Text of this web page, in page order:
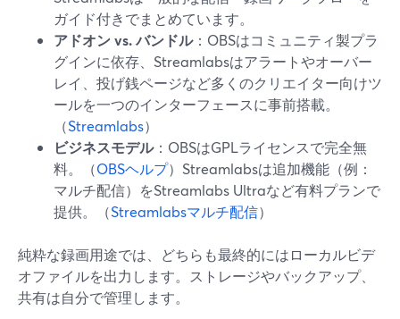
ガイド付きでまとめています。
アドオン vs. バンドル：OBSはコミュニティ製プラ
グインに依存、Streamlabsはアラートやオーバー
レイ、投げ銭ページなど多くのクリエイター向けツ
ールを一つのインターフェースに事前搭載。
（Streamlabs）
ビジネスモデル：OBSはGPLライセンスで完全無
料。（OBSヘルプ）Streamlabsは追加機能（例：
マルチ配信）をStreamlabs Ultraなど有料プランで
提供。（Streamlabsマルチ配信）
純粋な録画用途では、どちらも最終的にはローカルビデ
オファイルを出力します。ストレージやバックアップ、
共有は自分で管理します。